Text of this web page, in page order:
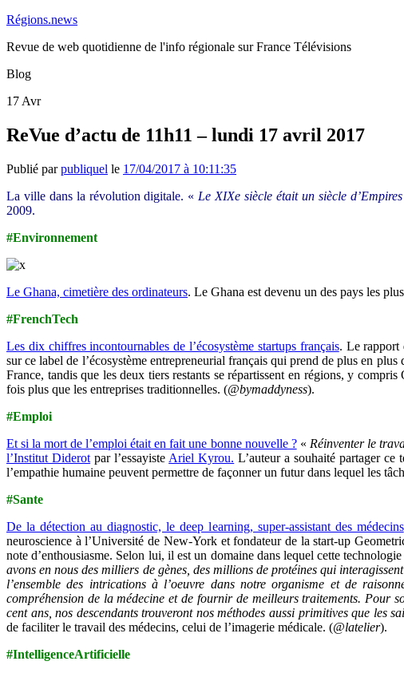
Régions.news
Revue de web quotidienne de l'info régionale sur France Télévisions
Blog
17 Avr
ReVue d’actu de 11h11 – lundi 17 avril 2017
Publié parpubliquel le 17/04/2017 à 10:11:35
La ville dans la révolution digitale. « Le XIXe siècle était un siècle
2009.
#Environnement
Le Ghana, cimetière des ordinateurs. Le Ghana est devenu un des pays les
#FrenchTech
Les dix chiffres incontournables de l’écosystème startups français. Le rapport
sur ce label de l’écosystème entrepreneurial français qui prend de plus en
France, tandis que les deux tiers restants se répartissent en régions, y
fois plus que les entreprises traditionnelles. (@bymaddyness).
#Emploi
Et si la mort de l’emploi était en fait une bonne nouvelle ?« Réinventer le
l’Institut Diderot par l’essayiste Ariel Kyrou. L’auteur a souhaité partager
l’empathie humaine peuvent permettre de façonner un futur dans lequel les
#Sante
De la détection au diagnostic, le deep learning, super-assistant des médecins
neuroscience à l’Université de New-York et fondateur de la start-up
note d’enthousiasme. Selon lui, il est un domaine dans lequel cette
avons en nous des milliers de gènes, des millions de protéines qui
l’ensemble des intrications à l’oeuvre dans notre organisme et de
compréhension de la médecine et de fournir de meilleurs traitements. Pour
cent ans, nos descendants trouveront nos méthodes aussi primitives que les
de faciliter le travail des médecins, celui de l’imagerie médicale. (@latelier).
#IntelligenceArtificielle